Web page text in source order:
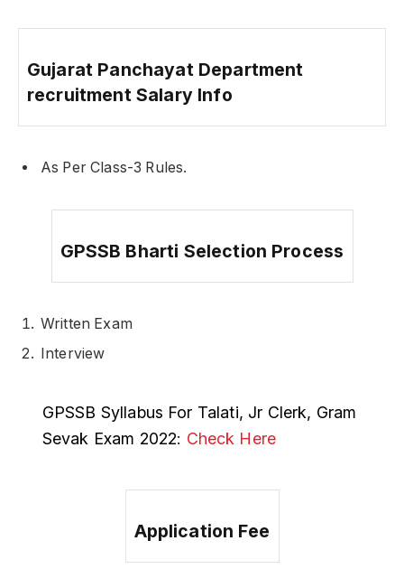
Gujarat Panchayat Department
recruitment Salary Info
As Per Class-3 Rules.
GPSSB Bharti Selection Process
Written Exam
Interview
GPSSB Syllabus For Talati, Jr Clerk, Gram
Sevak Exam 2022: Check Here
Application Fee